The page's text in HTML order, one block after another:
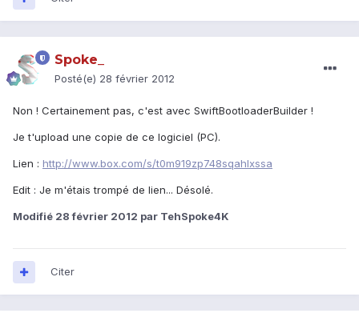
Spoke_
Posté(e) 28 février 2012
Non ! Certainement pas, c'est avec SwiftBootloaderBuilder !
Je t'upload une copie de ce logiciel (PC).
Lien : http://www.box.com/s/t0m919zp748sqahlxssa
Edit : Je m'étais trompé de lien... Désolé.
Modifié 28 février 2012 par TehSpoke4K
Citer